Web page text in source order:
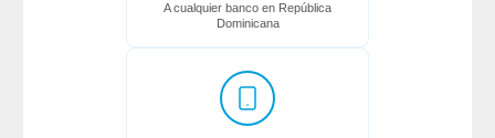
A cualquier banco en República
Dominicana